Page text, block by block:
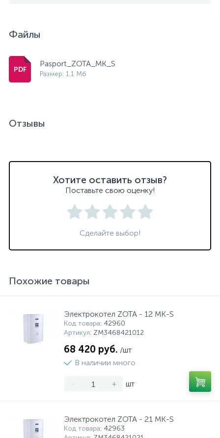
Файлы
Pasport_ZOTA_MK_S
Размер: 1.1 Мб
Отзывы
Хотите оставить отзыв?
Поставьте свою оценку!
Сделайте выбор!
Похожие товары
Электрокотел ZOTA - 12 MK-S
Код товара: 42960
Артикул: ZM3468421012
68 420 руб. /шт
В наличии много
- + шт
Электрокотел ZOTA - 21 MK-S
Код товара: 42963